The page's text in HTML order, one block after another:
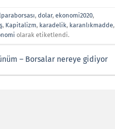
,dolar,ekonomi2020,
, Kapitalizm, karadelik, karanlıkmadde,
olarak etiketlendi.
– Borsalar nereye gidiyor